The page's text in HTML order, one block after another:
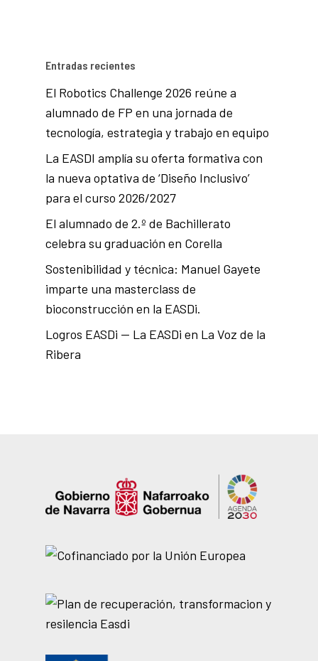
Entradas recientes
El Robotics Challenge 2026 reúne a
alumnado de FP en una jornada de
tecnología, estrategia y trabajo en equipo
La EASDI amplía su oferta formativa con
la nueva optativa de ‘Diseño Inclusivo’
para el curso 2026/2027
El alumnado de 2.º de Bachillerato
celebra su graduación en Corella
Sostenibilidad y técnica: Manuel Gayete
imparte una masterclass de
bioconstrucción en la EASDi.
Logros EASDi — La EASDi en La Voz de la
Ribera